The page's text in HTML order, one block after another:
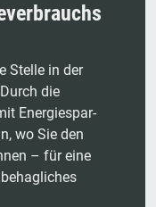
Stelle in der
die
Energiespar-
wo Sie den
– für eine